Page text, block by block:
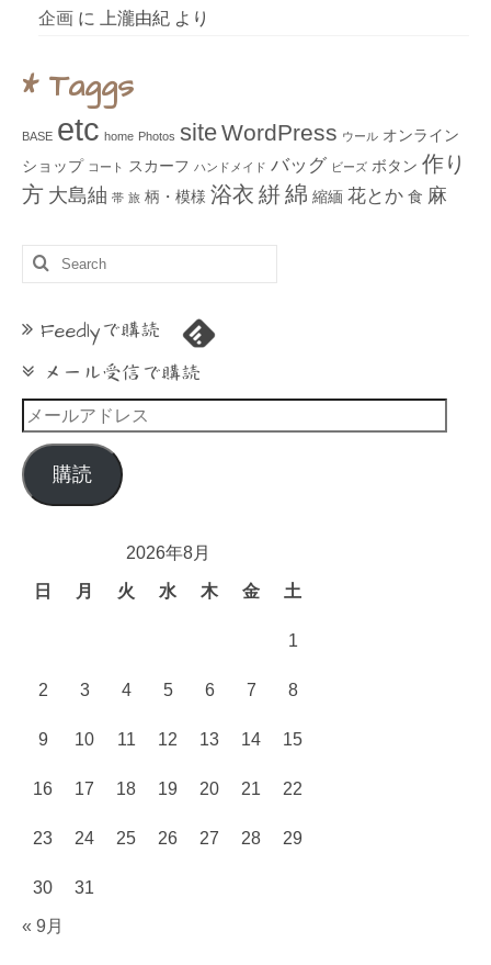
企画 に 上瀧由紀 より
* Taggs
BASE etc home Photos siteWordPress ウール オンライン
ショップ コート スカーフ ハンドメイド バッグ ビーズ ボタン 作り
方 大島紬 帯 旅 柄・模様 浴衣 絣綿 縮緬 花とか 食 麻
Search
for:
Feedlyで購読
メール受信で購読
メ
ー
ル
ア
購読
2026年8月
日 月 火 水 木 金 土
1
2 3 4 5 6 7 8
9 10 11 12 13 14 15
16 17 18 19 20 21 22
23 24 25 26 27 28 29
30 31
« 9月